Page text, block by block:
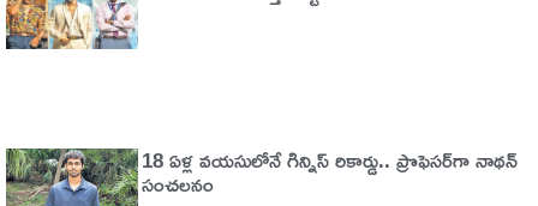
18 ఏళ్ల వయసులోనే గిన్నిస్ రికార్డు.. ప్రొఫెసర్‌గా నాథన్
సంచలనం